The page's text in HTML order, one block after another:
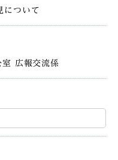
について
広報交流係